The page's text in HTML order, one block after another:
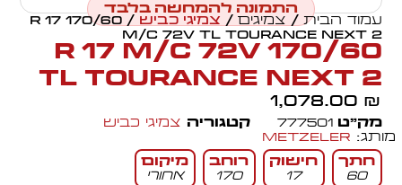
התמונה להמחשה בלבד
עמוד הבית/ צמיגים / צמיגי כביש
/ 170/60 R 17
M/C 72V TL TOURANCE NEXT 2
170/60 R 17 M/C 72V
TL TOURANCE NEXT 2
1,078.00 ₪
מק״ט 777501 קטגוריה צמיגי כביש
מותג:Metzeler
חתך
60
חישוק
17
רוחב
170
מיקום
אחורי